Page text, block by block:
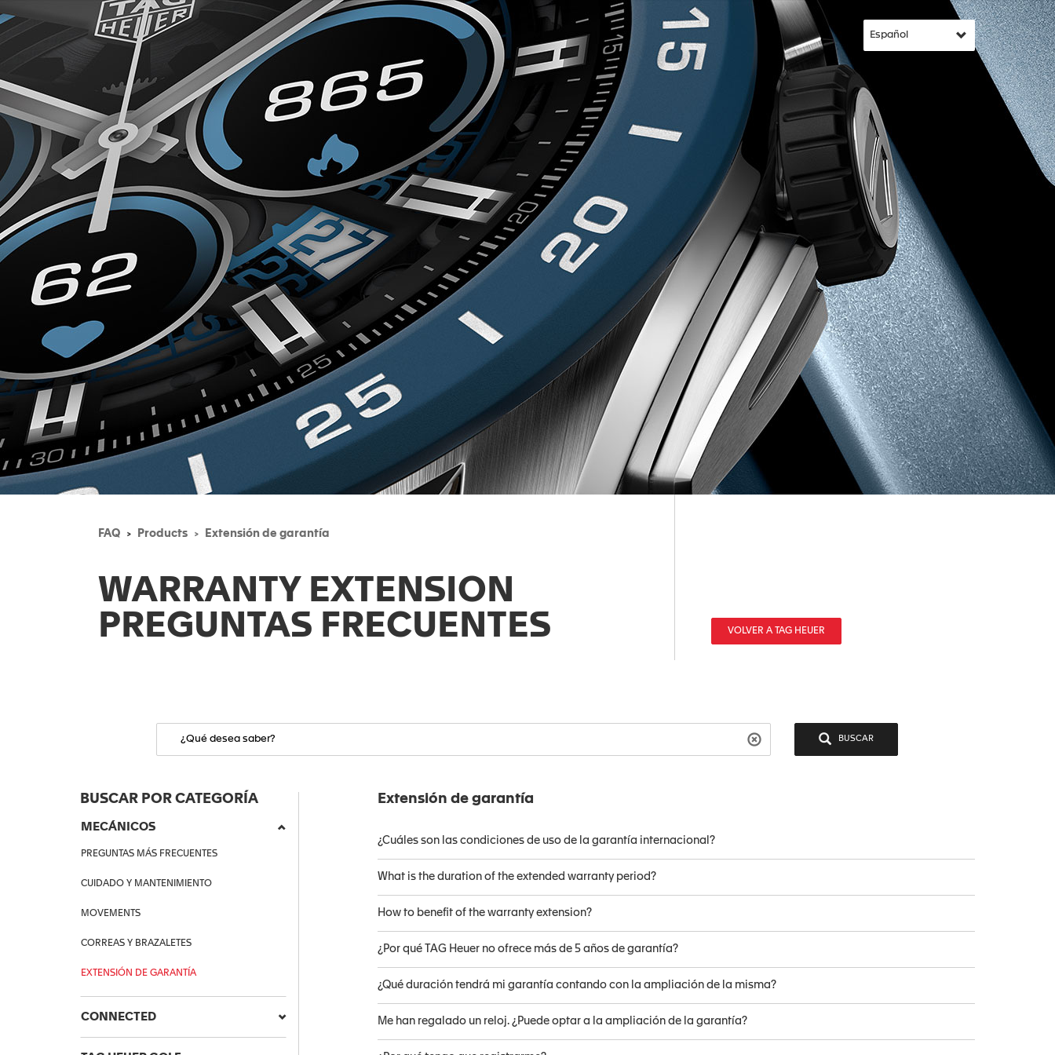
FAQ Products Extensión de garantía
WARRANTY EXTENSION
PREGUNTAS FRECUENTES
VOLVER A TAG HEUER
BUSCAR
BUSCAR POR CATEGORÍA
MECÁNICOS
PREGUNTAS MÁS FRECUENTES
CUIDADO Y MANTENIMIENTO
MOVEMENTS
CORREAS Y BRAZALETES
EXTENSIÓN DE GARANTÍA
CONNECTED
Extensión de garantía
¿Cuáles son las condiciones de uso de la garantía internacional?
What is the duration of the extended warranty period?
How to benefit of the warranty extension?
¿Por qué TAG Heuer no ofrece más de 5 años de garantía?
¿Qué duración tendrá mi garantía contando con la ampliación de la misma?
Me han regalado un reloj. ¿Puede optar a la ampliación de la garantía?